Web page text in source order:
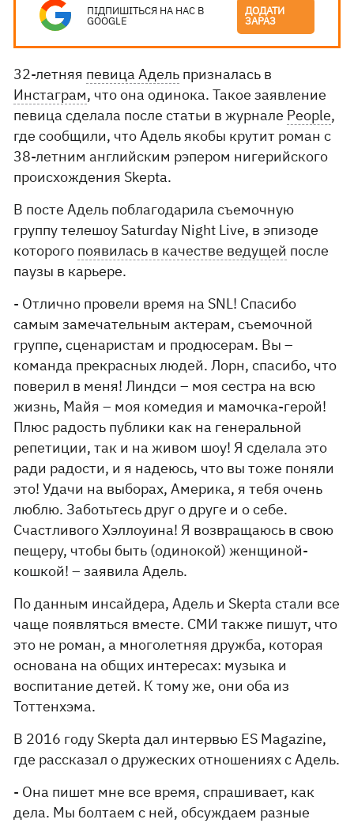
ПІДПИШІТЬСЯ НА НАС В
GOOGLE
ДОДАТИ
ЗАРАЗ
32-летняя певица Адель призналась в
Инстаграм, что она одинока. Такое заявление
певица сделала после статьи в журнале People,
где сообщили, что Адель якобы крутит роман с
38-летним английским рэпером нигерийского
происхождения Skepta.
В посте Адель поблагодарила съемочную
группу телешоу Saturday Night Live, в эпизоде
которого появилась в качестве ведущей после
паузы в карьере.
- Отлично провели время на SNL! Спасибо
самым замечательным актерам, съемочной
группе, сценаристам и продюсерам. Вы –
команда прекрасных людей. Лорн, спасибо, что
поверил в меня! Линдси – моя сестра на всю
жизнь, Майя – моя комедия и мамочка-герой!
Плюс радость публики как на генеральной
репетиции, так и на живом шоу! Я сделала это
ради радости, и я надеюсь, что вы тоже поняли
это! Удачи на выборах, Америка, я тебя очень
люблю. Заботьтесь друг о друге и о себе.
Счастливого Хэллоуина! Я возвращаюсь в свою
пещеру, чтобы быть (одинокой) женщиной-
кошкой! – заявила Адель.
По данным инсайдера, Адель и Skepta стали все
чаще появляться вместе. СМИ также пишут, что
это не роман, а многолетняя дружба, которая
основана на общих интересах: музыка и
воспитание детей. К тому же, они оба из
Тоттенхэма.
В 2016 году Skepta дал интервью ES Magazine,
где рассказал о дружеских отношениях с Адель.
- Она пишет мне все время, спрашивает, как
дела. Мы болтаем с ней, обсуждаем разные